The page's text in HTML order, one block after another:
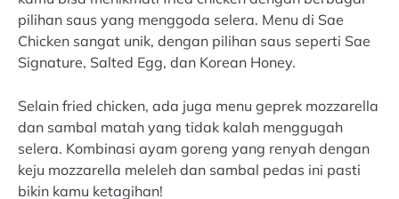
pilihan saus yang menggoda selera. Menu di Sae
Chicken sangat unik, dengan pilihan saus seperti Sae
Signature, Salted Egg, dan Korean Honey.
Selain fried chicken, ada juga menu geprek mozzarella
dan sambal matah yang tidak kalah menggugah
selera. Kombinasi ayam goreng yang renyah dengan
keju mozzarella meleleh dan sambal pedas ini pasti
bikin kamu ketagihan!